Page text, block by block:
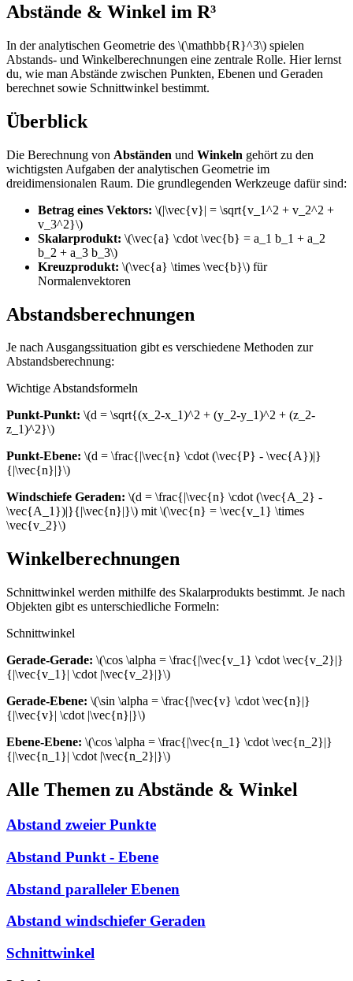
Abstände & Winkel im R³
In der analytischen Geometrie des \(\mathbb{R}^3\) spielen
Abstands- und Winkelberechnungen eine zentrale Rolle. Hier lernst
du, wie man Abstände zwischen Punkten, Ebenen und Geraden
berechnet sowie Schnittwinkel bestimmt.
Überblick
Die Berechnung von Abständen und Winkeln gehört zu den
wichtigsten Aufgaben der analytischen Geometrie im
dreidimensionalen Raum. Die grundlegenden Werkzeuge dafür sind:
Betrag eines Vektors: \(|\vec{v}| = \sqrt{v_1^2 + v_2^2 +
v_3^2}\)
Skalarprodukt: \(\vec{a} \cdot \vec{b} = a_1 b_1 + a_2
b_2 + a_3 b_3\)
Kreuzprodukt: \(\vec{a} \times \vec{b}\) für
Normalenvektoren
Abstandsberechnungen
Je nach Ausgangssituation gibt es verschiedene Methoden zur
Abstandsberechnung:
Wichtige Abstandsformeln
Punkt-Punkt: \(d = \sqrt{(x_2-x_1)^2 + (y_2-y_1)^2 + (z_2-
z_1)^2}\)
Punkt-Ebene: \(d = \frac{|\vec{n} \cdot (\vec{P} - \vec{A})|}
{|\vec{n}|}\)
Windschiefe Geraden: \(d = \frac{|\vec{n} \cdot (\vec{A_2} -
\vec{A_1})|}{|\vec{n}|}\) mit \(\vec{n} = \vec{v_1} \times
\vec{v_2}\)
Winkelberechnungen
Schnittwinkel werden mithilfe des Skalarprodukts bestimmt. Je nach
Objekten gibt es unterschiedliche Formeln:
Schnittwinkel
Gerade-Gerade: \(\cos \alpha = \frac{|\vec{v_1} \cdot \vec{v_2}|}
{|\vec{v_1}| \cdot |\vec{v_2}|}\)
Gerade-Ebene: \(\sin \alpha = \frac{|\vec{v} \cdot \vec{n}|}
{|\vec{v}| \cdot |\vec{n}|}\)
Ebene-Ebene: \(\cos \alpha = \frac{|\vec{n_1} \cdot \vec{n_2}|}
{|\vec{n_1}| \cdot |\vec{n_2}|}\)
Alle Themen zu Abstände & Winkel
Abstand zweier Punkte
Abstand Punkt - Ebene
Abstand paralleler Ebenen
Abstand windschiefer Geraden
Schnittwinkel